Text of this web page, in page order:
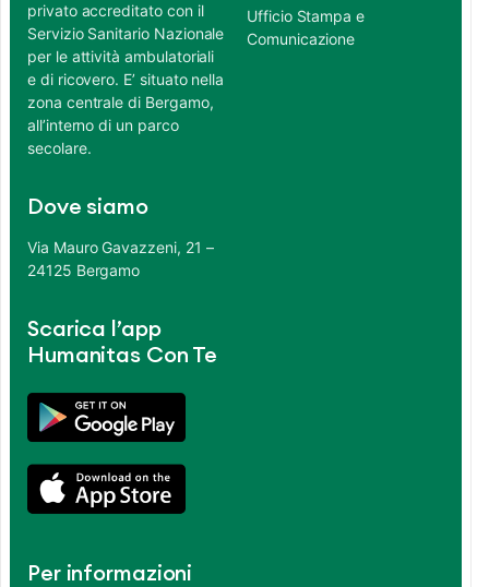
privato accreditato con il
Servizio Sanitario Nazionale
per le attività ambulatoriali
e di ricovero. E’ situato nella
zona centrale di Bergamo,
all’interno di un parco
secolare.
Dove siamo
Via Mauro Gavazzeni, 21 –
24125 Bergamo
Scarica l’app
Humanitas Con Te
Per informazioni
Ufficio Stampa e
Comunicazione